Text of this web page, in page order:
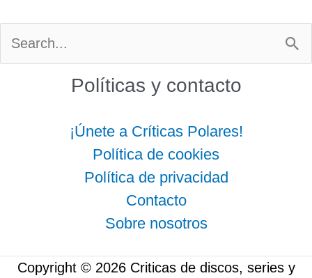
Políticas y contacto
¡Únete a Críticas Polares!
Política de cookies
Política de privacidad
Contacto
Sobre nosotros
Copyright © 2026 Criticas de discos, series y